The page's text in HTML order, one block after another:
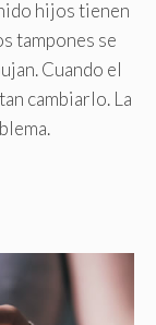
hijos tienen
tampones se
Cuando el
cambiarlo. La